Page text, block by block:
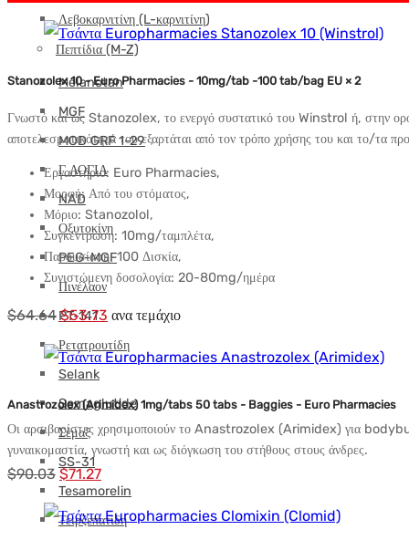
Λεβοκαρνιτίνη (L-καρνιτίνη)
Πεπτίδια (M-Z)
Melanotan
MGF
MOD GRF 1-29
Γ ΛΟΓΙΑ
NAD
Οξυτοκίνη
PEG-MGF
Πινέλαον
PT-141
Ρετατρουτίδη
Selank
Semaglutide
Σέμαξ
SS-31
Tesamorelin
Τειρζεπατίδη
είναι:
$49.34.
Stanozolex 10 - Euro Pharmacies - 10mg/tab -100 tab/bag EU × 2
Γνωστό και ως Stanozolex, το ενεργό συστατικό του Winstrol ή, στην
αποτελεσματικότητά του εξαρτάται από τον τρόπο χρήσης του και το/τα
Εργαστήριο: Euro Pharmacies,
Μορφή: Από του στόματος,
Μόριο: Stanozolol,
Συγκέντρωση: 10mg/ταμπλέτα,
Παρουσίαση: 100 Δισκία,
Συνιστώμενη δοσολογία: 20-80mg/ημέρα
$64.64Αρχική
τιμή:
$64.64.
$53.73 Η
τρέχουσα
τιμή
είναι:
$53.73.
ανα τεμάχιο
Anastrozolex (Arimidex) 1mg/tabs 50 tabs - Baggies - Euro Pharmacies
Οι αρσιβαρίστες χρησιμοποιούν το Anastrozolex (Arimidex) για
γυναικομαστία, γνωστή και ως διόγκωση του στήθους στους άνδρες.
$90.03Αρχική
τιμή:
$90.03.
$71.27Η
τρέχουσα
τιμή